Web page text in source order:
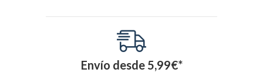
Envío desde 5,99€*